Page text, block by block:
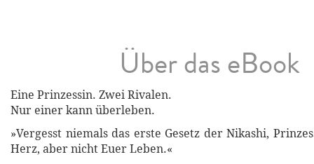
Über das eBook
Eine Prinzessin. Zwei Rivalen.
Nur einer kann überleben.
»Vergesst niemals das erste Gesetz der Nikashi,
Herz, aber nicht Euer Leben.«